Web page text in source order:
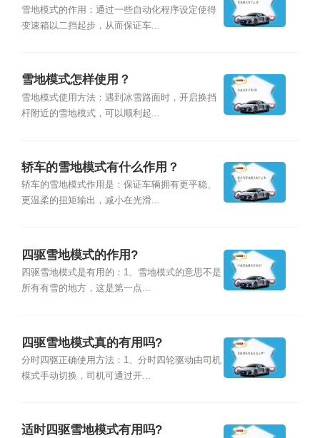
雪地模式的作用：通过一些自动化程序设定使得
变速箱以二挡起步，从而保证车...
雪地模式怎样使用？
雪地模式使用方法：遇到冰雪路面时，开启换挡
杆附近的雪地模式，可以顺利起...
轿车的雪地模式有什么作用？
轿车的雪地模式作用是：保证车辆拥有更平稳、
更温柔的扭矩输出，减小在光滑...
四驱雪地模式的作用?
四驱雪地模式是有用的：1、雪地模式的意思不是
所有有雪的地方，这是第一点...
四驱雪地模式真的有用吗?
分时四驱正确使用方法：1、分时四轮驱动由司机
模式手动切换，司机可通过开...
适时四驱雪地模式有用吗?